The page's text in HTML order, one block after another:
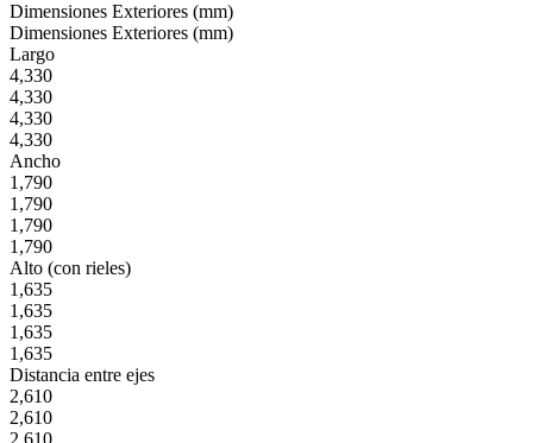
Dimensiones Exteriores (mm)
Dimensiones Exteriores (mm)
Largo
4,330
4,330
4,330
4,330
Ancho
1,790
1,790
1,790
1,790
Alto (con rieles)
1,635
1,635
1,635
1,635
Distancia entre ejes
2,610
2,610